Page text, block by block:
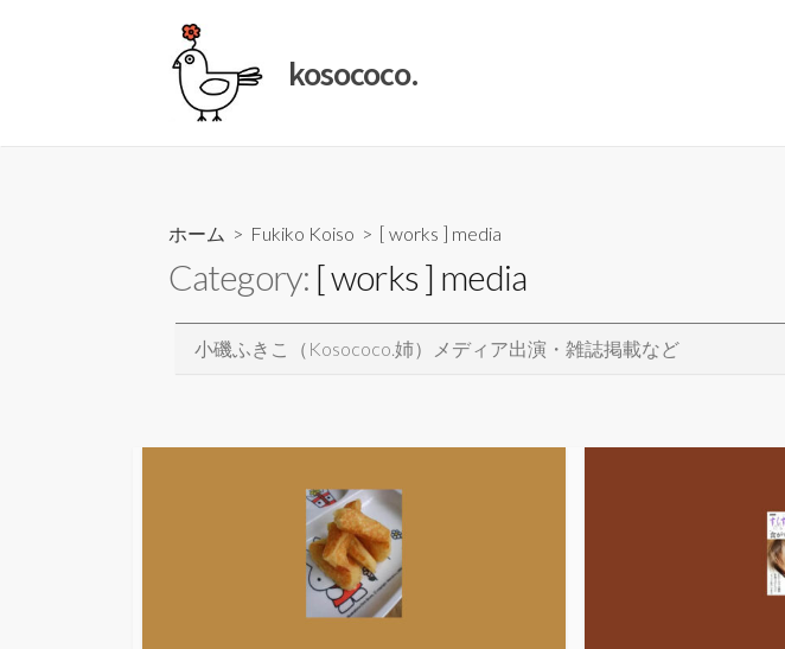
kosococo.
ホーム > Fukiko Koiso > [ works ] media
Category: [ works ] media
小磯ふきこ（kosococo.姉）メディア出演・雑誌掲載など